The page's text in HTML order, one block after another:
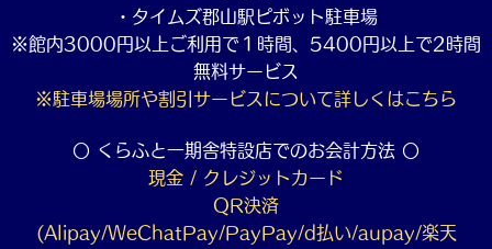
・タイムズ郡山駅ピボット駐車場
※館内3000円以上ご利用で１時間、5400円以上で2時間
無料サービス
※駐車場場所や割引サービスについて詳しくはこちら
〇 くらふと一期舎特設店でのお会計方法 〇
現金 / クレジットカード
QR決済
(Alipay/WeChatPay/PayPay/d払い/aupay/楽天